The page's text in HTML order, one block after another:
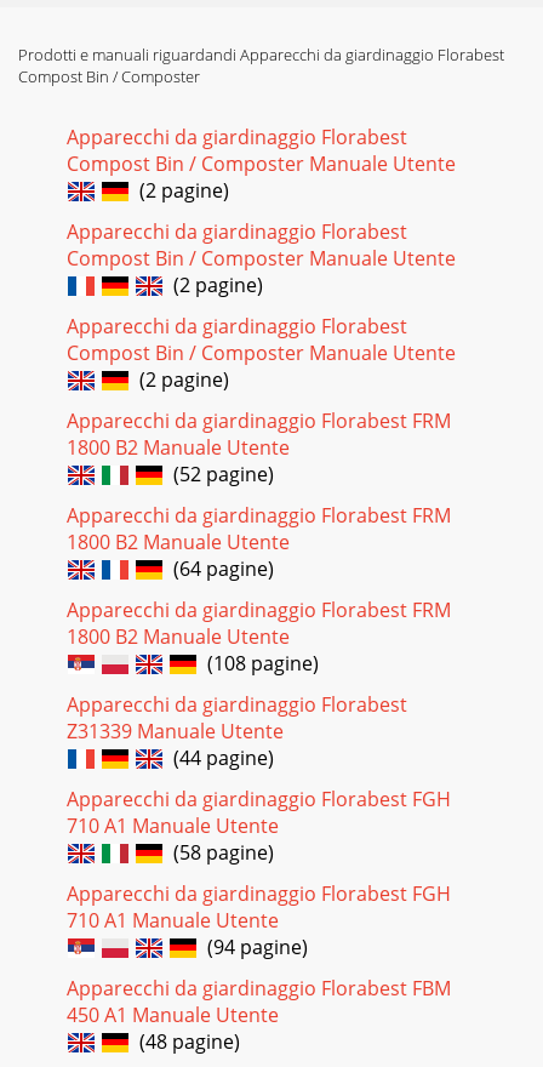
Prodotti e manuali riguardandi Apparecchi da giardinaggio Florabest
Compost Bin / Composter
Apparecchi da giardinaggio Florabest
Compost Bin / Composter Manuale Utente
(2 pagine)
Apparecchi da giardinaggio Florabest
Compost Bin / Composter Manuale Utente
(2 pagine)
Apparecchi da giardinaggio Florabest
Compost Bin / Composter Manuale Utente
(2 pagine)
Apparecchi da giardinaggio Florabest FRM
1800 B2 Manuale Utente
(52 pagine)
Apparecchi da giardinaggio Florabest FRM
1800 B2 Manuale Utente
(64 pagine)
Apparecchi da giardinaggio Florabest FRM
1800 B2 Manuale Utente
(108 pagine)
Apparecchi da giardinaggio Florabest
Z31339 Manuale Utente
(44 pagine)
Apparecchi da giardinaggio Florabest FGH
710 A1 Manuale Utente
(58 pagine)
Apparecchi da giardinaggio Florabest FGH
710 A1 Manuale Utente
(94 pagine)
Apparecchi da giardinaggio Florabest FBM
450 A1 Manuale Utente
(48 pagine)